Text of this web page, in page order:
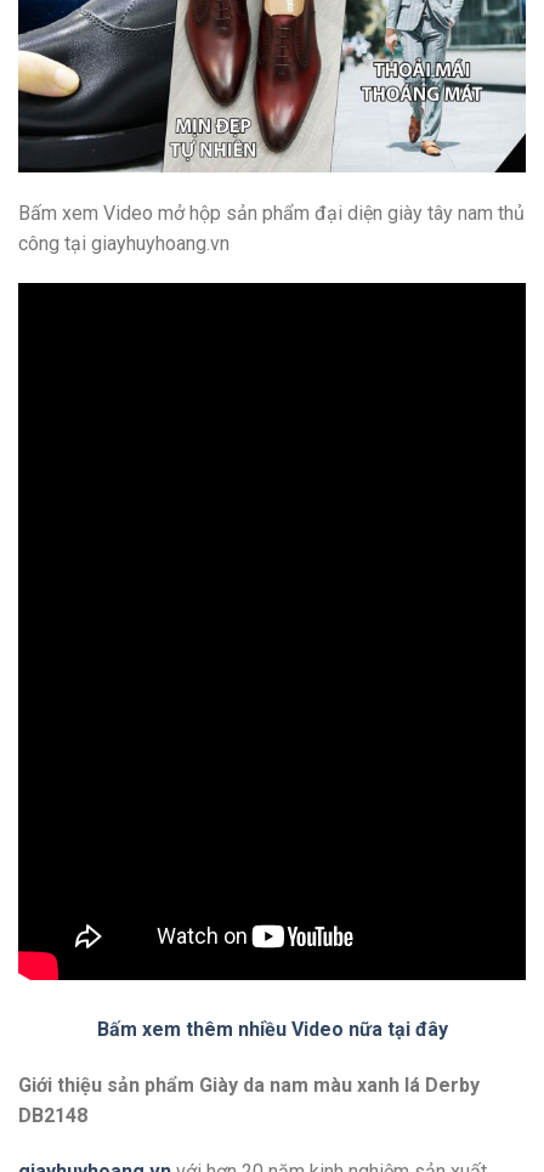
Bấm xem Video mở hộp sản phẩm đại diện giày tây nam thủ
công tại giayhuyhoang.vn
Bấm xem thêm nhiều Video nữa tại đây
Giới thiệu sản phẩm Giày da nam màu xanh lá Derby
DB2148